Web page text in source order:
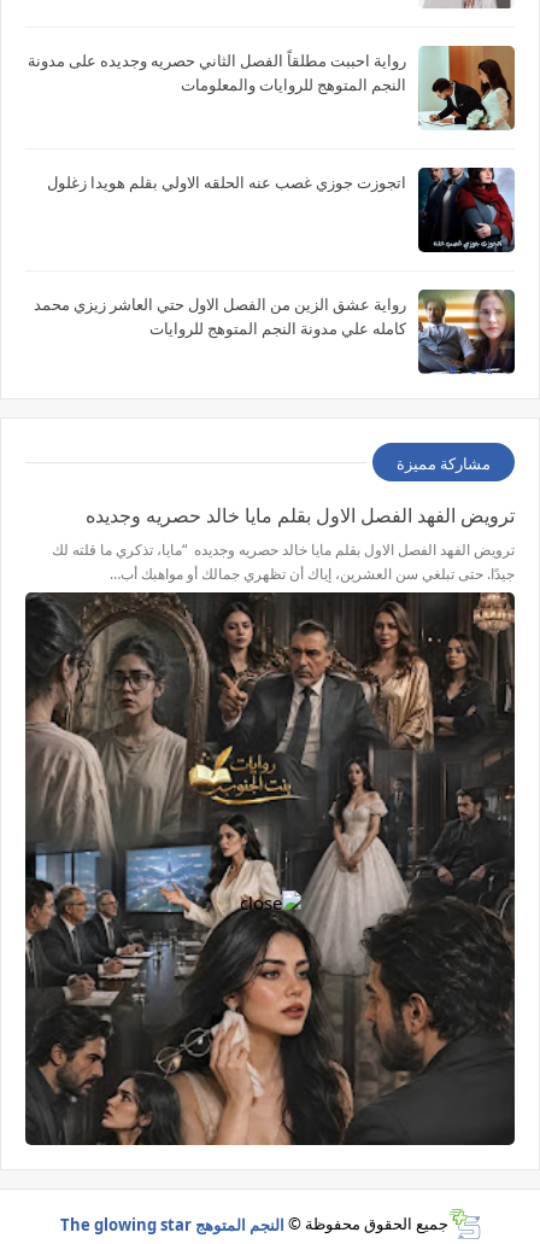
رواية احببت مطلقاً الفصل الثاني حصريه وجديده على مدونة
النجم المتوهج للروايات والمعلومات
اتجوزت جوزي غصب عنه الحلقه الاولي بقلم هويدا زغلول
رواية عشق الزين من الفصل الاول حتي العاشر زيزي محمد
كامله علي مدونة النجم المتوهج للروايات
مشاركة مميزة
ترويض الفهد الفصل الاول بقلم مايا خالد حصريه وجديده
ترويض الفهد الفصل الاول بقلم مايا خالد حصريه وجديده “مايا، تذكري ما قلته لك
جيدًا. حتى تبلغي سن العشرين، إياك أن تظهري جمالك أو مواهبك أب…
جميع الحقوق محفوظة © النجم المتوهج The glowing star